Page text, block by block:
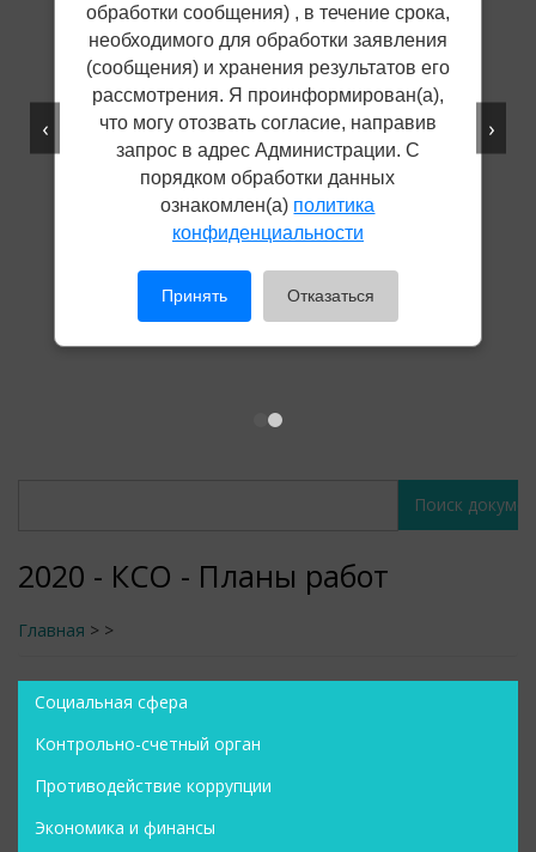
обработки сообщения) , в течение срока,
необходимого для обработки заявления
(сообщения) и хранения результатов его
рассмотрения. Я проинформирован(а),
что могу отозвать согласие, направив
запрос в адрес Администрации. С
порядком обработки данных
ознакомлен(а) политика
конфиденциальности
Принять Отказаться
‹ ›
2020 - КСО - Планы работ
Главная > >
Социальная сфера
Контрольно-счетный орган
Противодействие коррупции
Экономика и финансы